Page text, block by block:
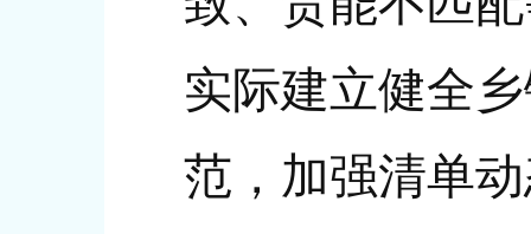
实际建立健全
范，加强清单